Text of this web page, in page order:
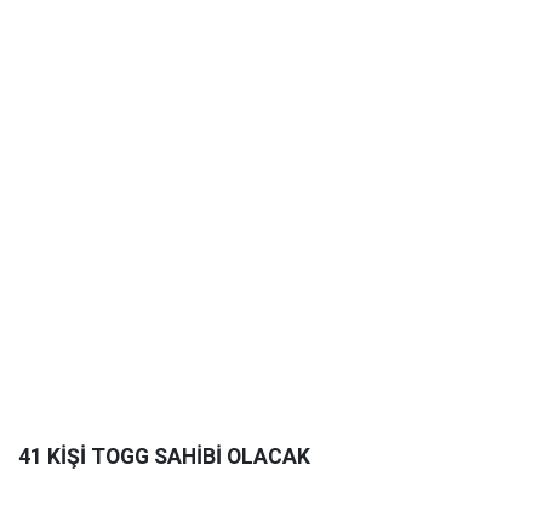
41 KİŞİ TOGG SAHİBİ OLACAK